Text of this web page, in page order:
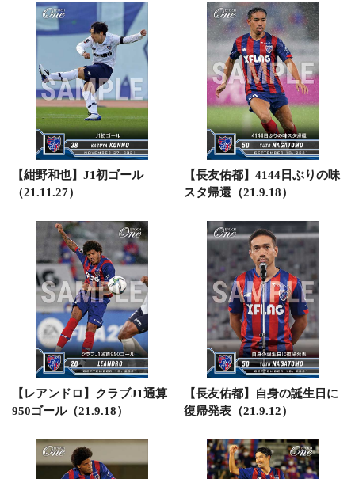
【紺野和也】J1初ゴール
（21.11.27）
【長友佑都】4144日ぶりの味
スタ帰還（21.9.18）
【レアンドロ】クラブJ1通算
950ゴール（21.9.18）
【長友佑都】自身の誕生日に
復帰発表（21.9.12）